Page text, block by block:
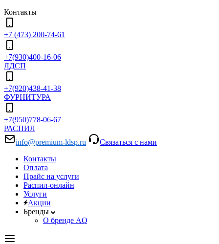
Контакты
+7 (473) 200-74-61
+7(930)400-16-06
ЛДСП
+7(920)438-41-38
ФУРНИТУРА
+7(950)778-06-67
РАСПИЛ
info@premium-ldsp.ru
Связаться с нами
Контакты
Оплата
Прайс на услуги
Распил-онлайн
Услуги
Акции
Бренды
О бренде AQ